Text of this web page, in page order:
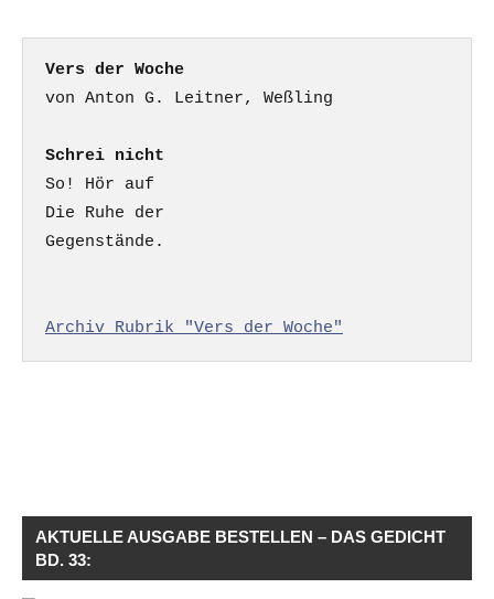
Vers der Woche
Schrei nicht
So! Hör auf
Die Ruhe der
Gegenstände.
Archiv Rubrik "Vers der Woche"
AKTUELLE AUSGABE BESTELLEN – DAS GEDICHT
BD. 33: